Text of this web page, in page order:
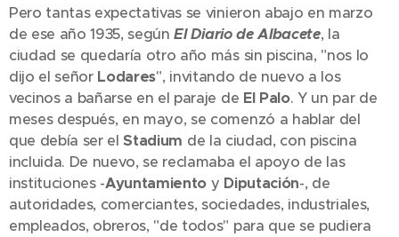
Pero tantas expectativas se vinieron abajo en marzo
de ese año 1935, segúnEl Diario de Albacete, la
ciudad se quedaría otro año más sin piscina, "nos lo
dijo el señor Lodares", invitando de nuevo a los
vecinos a bañarse en el paraje de El Palo. Y un par de
meses después, en mayo, se comenzó a hablar del
que debía ser el Stadium de la ciudad, con piscina
incluida. De nuevo, se reclamaba el apoyo de las
instituciones -Ayuntamiento y Diputación-, de
autoridades, comerciantes, sociedades, industriales,
empleados, obreros, "de todos" para que se pudiera